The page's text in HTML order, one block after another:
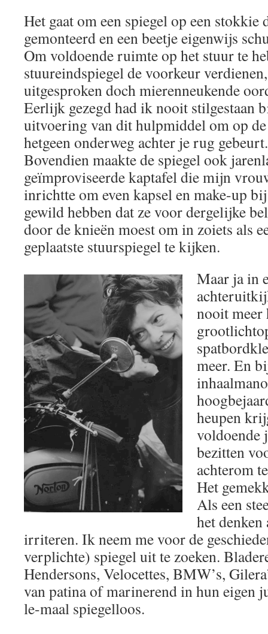
Het gaat om een spiegel op een
gemonteerd en een beetje eigenwijs
Om voldoende ruimte op het stuur te
stuureindspiegel de voorkeur
uitgesproken doch mierenneukende
Eerlijk gezegd had ik nooit stilgestaan
uitvoering van dit hulpmiddel om op
hetgeen onderweg achter je rug gebeurt.
Bovendien maakte de spiegel ook
geïmproviseerde kaptafel die mijn
inrichtte om even kapsel en make-up
gewild hebben dat ze voor dergelijke
door de knieën moest om in zoiets als
geplaatste stuurspiegel te kijken.
Maar ja in
nooit meer
meer. En
heupen
voldoende
bezitten
achterom
Het
Als een
het denken
irriteren. Ik neem me voor de
verplichte) spiegel uit te zoeken.
Hendersons, Velocettes, BMW’s,
van patina of marinerend in hun eigen
le-maal spiegelloos.